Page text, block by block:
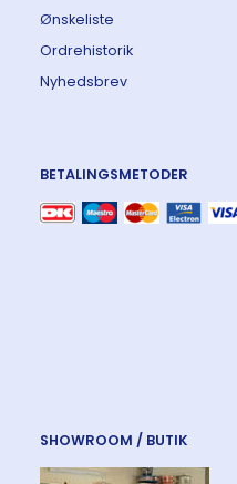
Ønskeliste
Ordrehistorik
Nyhedsbrev
BETALINGSMETODER
SHOWROOM / BUTIK